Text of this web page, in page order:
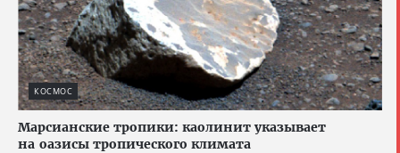
КОСМОС
Марсианские тропики: каолинит указывает
на оазисы тропического климата